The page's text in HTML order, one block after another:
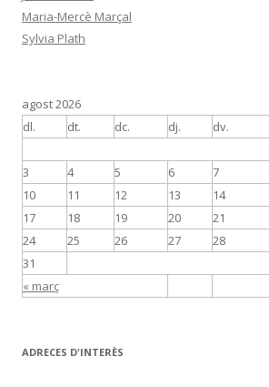
Maria-Mercè Marçal
Sylvia Plath
agost 2026
dl.
dt. dc. dj. dv.
« març
3
4 5 6 7
10
11 12 13 14
17
18 19 20 21
24
25 26 27 28
31
ADRECES D'INTERÈS